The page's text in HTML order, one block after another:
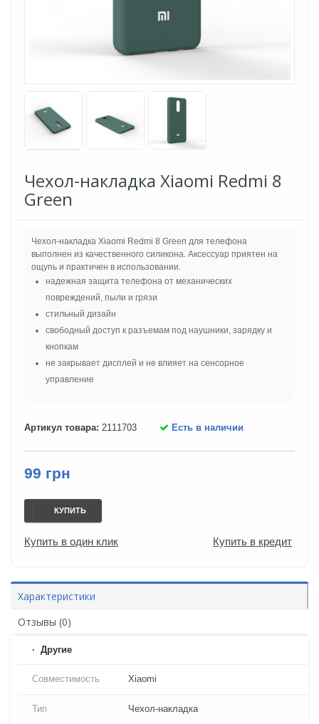
Чехол-накладка Xiaomi Redmi 8
Green
Чехол-накладка Xiaomi Redmi 8 Green для телефона
выполнен из качественного силикона. Аксессуар приятен на
ощупь и практичен в использовании.
надежная защита телефона от механических
повреждений, пыли и грязи
стильный дизайн
свободный доступ к разъемам под наушники, зарядку и
кнопкам
не закрывает дисплей и не влияет на сенсорное
управление
Артикул товара: 2111703 Есть в наличии
99 грн
КУПИТЬ
Купить в один клик Купить в кредит
Характеристики
Отзывы (0)
Другие
Совместимость Xiaomi
Тип Чехол-накладка